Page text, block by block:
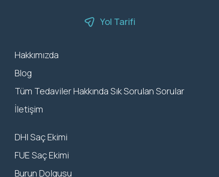
Yol Tarifi
Hakkımızda
Blog
Tüm Tedaviler Hakkında Sık Sorulan Sorular
İletişim
DHI Saç Ekimi
FUE Saç Ekimi
Burun Dolgusu